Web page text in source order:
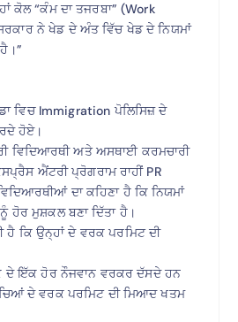
ਕੋਲ “ਕੰਮ ਦਾ ਤਜਰਬਾ” (Work
ਨੇ ਖੇਡ ਦੇ ਅੰਤ ਵਿੱਚ ਖੇਡ ਦੇ ਨਿਯਮਾਂ
ਵਿਚ Immigration ਪੋਲਿਸਿਜ਼ ਦੇ
ਹੋਏ।
ਵਿਦਿਆਰਥੀ ਅਤੇ ਅਸਥਾਈ ਕਰਮਚਾਰੀ
ਐਂਟਰੀ ਪ੍ਰੋਗਰਾਮ ਰਾਹੀਂ PR
ਦਾ ਕਹਿਣਾ ਹੈ ਕਿ ਨਿਯਮਾਂ
ਹੋਰ ਮੁਸ਼ਕਲ ਬਣਾ ਦਿੱਤਾ ਹੈ।
ਹੈ ਕਿ ਉਨ੍ਹਾਂ ਦੇ ਵਰਕ ਪਰਮਿਟ ਦੀ
ਦੇ ਇੱਕ ਹੋਰ ਨੌਜਵਾਨ ਵਰਕਰ ਦੱਸਦੇ ਹਨ
ਦੇ ਵਰਕ ਪਰਮਿਟ ਦੀ ਮਿਆਦ ਖਤਮ